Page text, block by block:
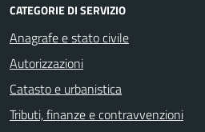
CATEGORIE DI SERVIZIO
Anagrafe e stato civile
Autorizzazioni
Catasto e urbanistica
Tributi, finanze e contravvenzioni